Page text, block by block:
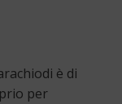
è di
per